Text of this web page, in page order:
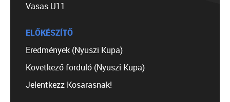
Vasas U11
ELŐKÉSZÍTŐ
Eredmények (Nyuszi Kupa)
Következő forduló (Nyuszi Kupa)
Jelentkezz Kosarasnak!